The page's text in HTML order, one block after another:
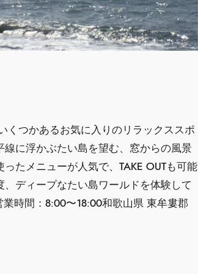
くつかあるお気に入りのリラックススポ
に浮かぶたい島を望む、窓からの風景
たメニューが人気で、TAKE OUTも可能
ディープなたい島ワールドを体験して
時間：8:00〜18:00和歌山県 東牟婁郡